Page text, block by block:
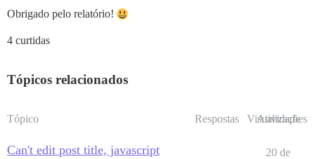
Obrigado pelo relatório!
4 curtidas
Tópicos relacionados
Tópico Respostas Visualizações
Atividade
Can't edit post title, javascript
20 de